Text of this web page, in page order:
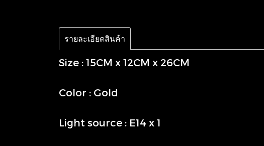
รายละเอียดสินค้า
Size : 15CM x 12CM x 26CM
Color : Gold
Light source : E14 x 1